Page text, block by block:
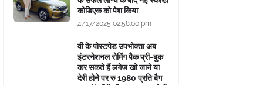
कोडिएक को पेश किया
4/17/2025 02:58:00 pm
वी के पोस्टपेड उपभोक्ता अब
इंटरनेशनल रोमिंग पैक प्री-बुक
कर सकते हैं लगेज खो जाने या
देरी होने पर रु 1980 प्रति बैग